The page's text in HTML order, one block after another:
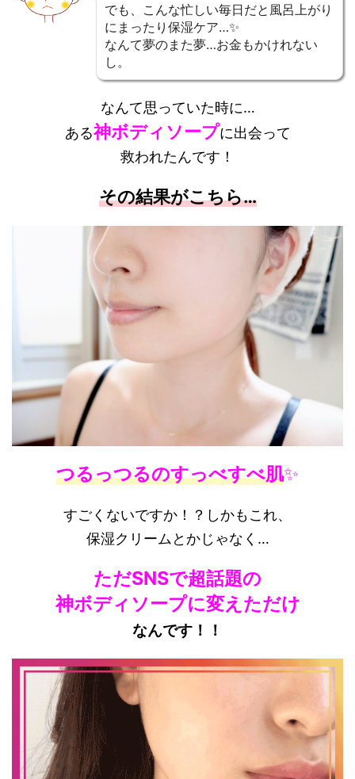
でも、こんな忙しい毎日だと風呂上がり
にまったり保湿ケア…✨
なんて夢のまた夢…お金もかけれない
し。
なんて思っていた時に…
ある神ボディソープに出会って
救われたんです！
その結果がこちら…
つるっつるのすっべすべ肌✨
すごくないですか！？しかもこれ、
保湿クリームとかじゃなく…
ただSNSで超話題の
神ボディソープに変えただけ
なんです！！